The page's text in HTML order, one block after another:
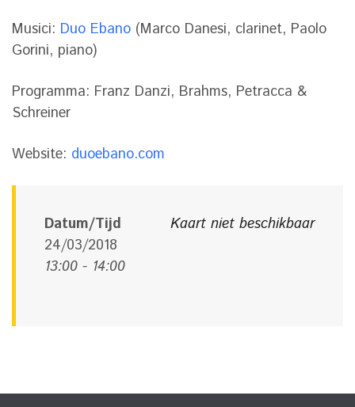
Musici: Duo Ebano (Marco Danesi, clarinet, Paolo
Gorini, piano)
Programma: Franz Danzi, Brahms, Petracca &
Schreiner
Website: duoebano.com
Kaart niet beschikbaar
Datum/Tijd
24/03/2018
13:00 - 14:00